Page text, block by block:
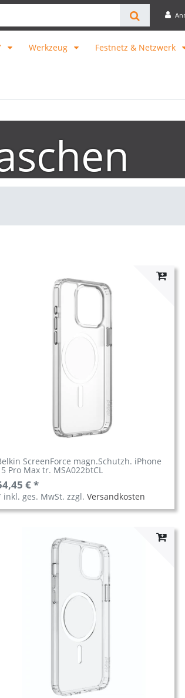
Werkzeug Festnetz & Netzwerk
ScreenForce magn.Schutzh. iPhone
Pro Max tr. MSA022btCL
€ *
inkl. ges. MwSt. zzgl.Versandkosten